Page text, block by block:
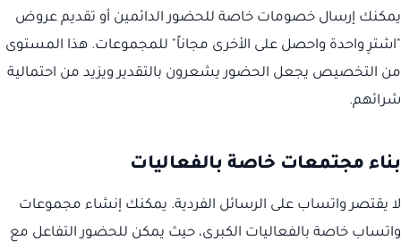
يمكنك إرسال خصومات خاصة للحضور الدائمين أو تقديم عروض
"اشترِ واحدة واحصل على الأخرى مجاناً" للمجموعات. هذا المستوى
من التخصيص يجعل الحضور يشعرون بالتقدير ويزيد من احتمالية
شرائهم.
بناء مجتمعات خاصة بالفعاليات
لا يقتصر واتساب على الرسائل الفردية. يمكنك إنشاء مجموعات
واتساب خاصة بالفعاليات الكبرى، حيث يمكن للحضور التفاعل مع